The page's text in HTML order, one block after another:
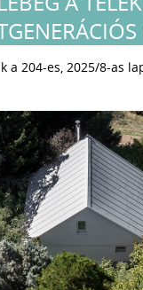
a 204-es, 2025/8-as